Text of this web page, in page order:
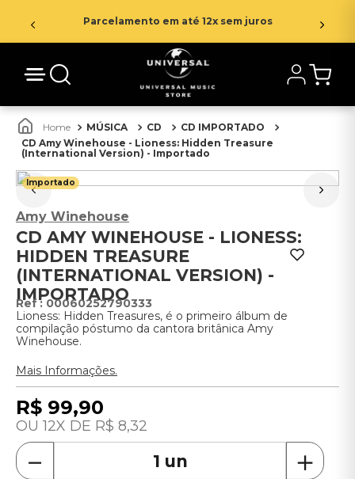
Parcelamento em até 12x sem juros
MÚSICA CD
CD IMPORTADO
CD Amy Winehouse - Lioness: Hidden Treasure
(International Version) - Importado
Importado
Amy Winehouse
CD AMY WINEHOUSE - LIONESS:
HIDDEN TREASURE
(INTERNATIONAL VERSION) -
IMPORTADO
: 00060252790333
Lioness: Hidden Treasures, é o primeiro álbum de
compilação póstumo da cantora britânica Amy
Winehouse.
Mais Informações.
R$ 99,90
12 R$ 8,32
＋
－